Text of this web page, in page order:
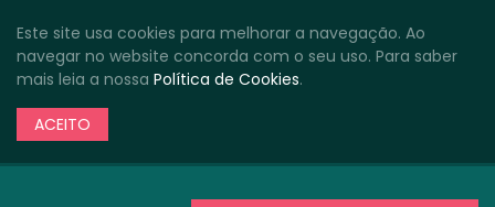
Este site usa cookies para melhorar a navegação. Ao
navegar no website concorda com o seu uso. Para saber
mais leia a nossa Política de Cookies.
ACEITO